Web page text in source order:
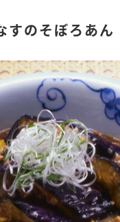
調味酢
ぽん酢
ルサイト
ルサイト トップ
すのそぼろあん